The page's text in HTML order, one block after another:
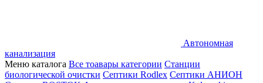
Автономная
канализация
Меню каталога Все тоавары категории Станции
биологической очистки Септики Rodlex Септики АНИОН